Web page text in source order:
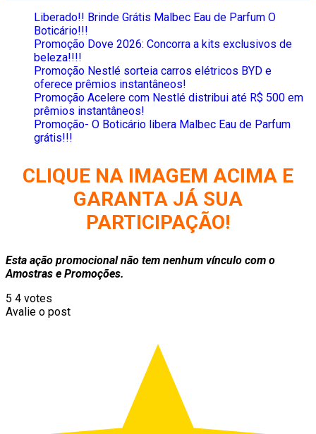
Liberado!! Brinde Grátis Malbec Eau de Parfum O
Boticário!!!
Promoção Dove 2026: Concorra a kits exclusivos de
beleza!!!!
Promoção Nestlé sorteia carros elétricos BYD e
oferece prêmios instantâneos!
Promoção Acelere com Nestlé distribui até R$ 500 em
prêmios instantâneos!
Promoção- O Boticário libera Malbec Eau de Parfum
grátis!!!
CLIQUE NA IMAGEM ACIMA E
GARANTA JÁ SUA
PARTICIPAÇÃO!
Esta ação promocional não tem nenhum vínculo com o
Amostras e Promoções.
5 4 votes
Avalie o post